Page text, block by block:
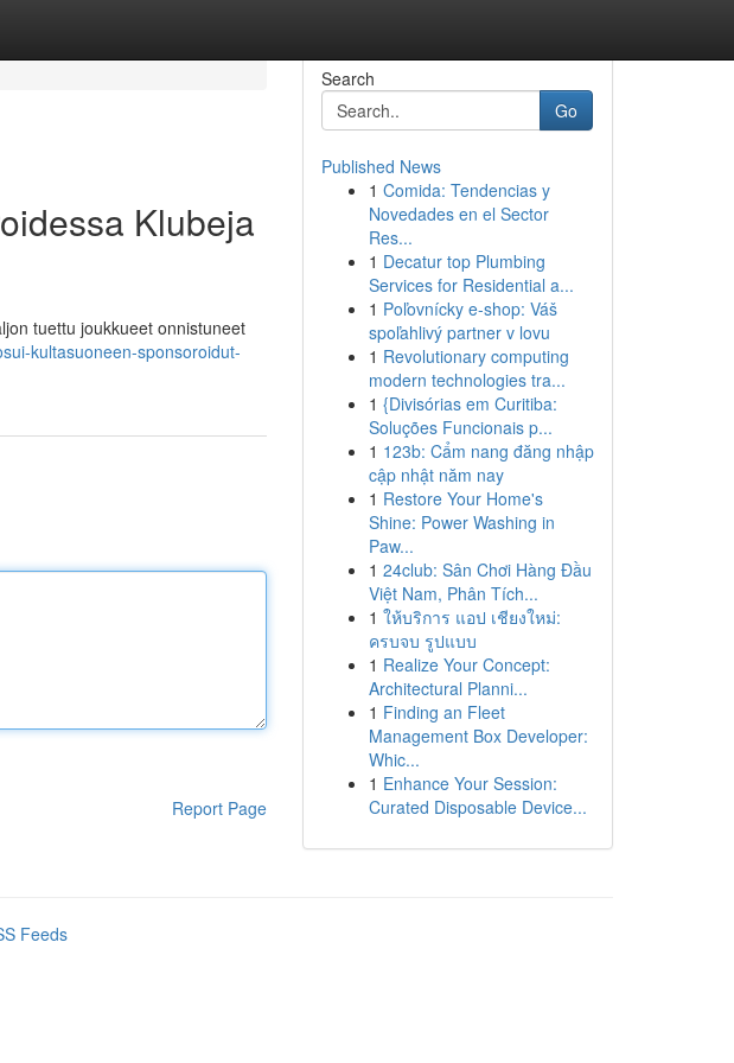
Klubeja
tuettu joukkueet onnistuneet
kultasuoneen-sponsoroidut-
Report Page
Search
Go
Published News
1 Comida: Tendencias y
Novedades en el Sector
Res...
1 Decatur top Plumbing
Services for Residential a...
1 Poľovnícky e-shop: Váš
spoľahlivý partner v lovu
1 Revolutionary computing
modern technologies tra...
1 {Divisórias em Curitiba:
Soluções Funcionais p...
1 123b: Cẩm nang đăng nhập
cập nhật năm nay
1 Restore Your Home's
Shine: Power Washing in
Paw...
1 24club: Sân Chơi Hàng Đầu
Việt Nam, Phân Tích...
1 ให้บริการ แอป เชียงใหม่:
ครบจบ รูปแบบ
1 Realize Your Concept:
Architectural Planni...
1 Finding an Fleet
Management Box Developer:
Whic...
1 Enhance Your Session:
Curated Disposable Device...
Feeds